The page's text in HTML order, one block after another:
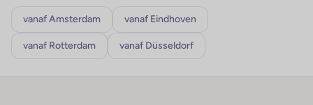
vanaf Amsterdam vanaf Eindhoven
vanaf Rotterdam vanaf Düsseldorf